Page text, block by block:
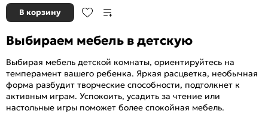
В корзину
Выбираем мебель в детскую
Выбирая мебель детской комнаты, ориентируйтесь на
темперамент вашего ребенка. Яркая расцветка, необычная
форма разбудит творческие способности, подтолкнет к
активным играм. Успокоить, усадить за чтение или
настольные игры поможет более спокойная мебель.